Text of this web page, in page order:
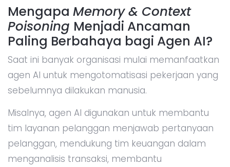
Mengapa Memory & Context
Poisoning Menjadi Ancaman
Paling Berbahaya bagi Agen AI?
Saat ini banyak organisasi mulai memanfaatkan
agen AI untuk mengotomatisasi pekerjaan yang
sebelumnya dilakukan manusia.
Misalnya, agen AI digunakan untuk membantu
tim layanan pelanggan menjawab pertanyaan
pelanggan, mendukung tim keuangan dalam
menganalisis transaksi, membantu